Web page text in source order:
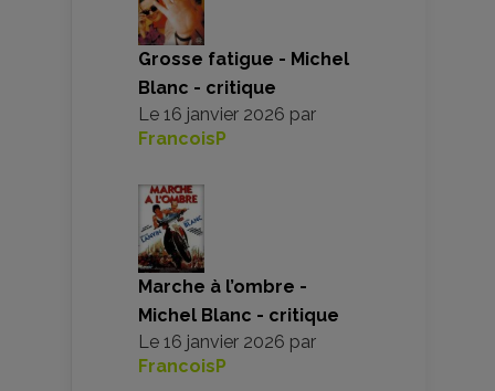
Grosse fatigue - Michel
Blanc - critique
Le 16 janvier 2026 par
FrancoisP
Marche à l’ombre -
Michel Blanc - critique
Le 16 janvier 2026 par
FrancoisP